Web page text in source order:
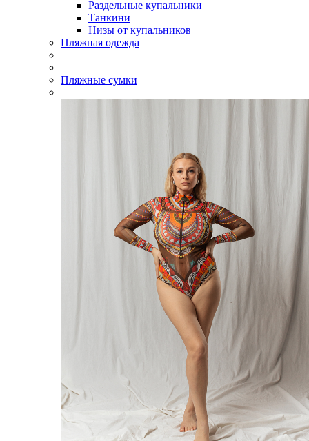
Раздельные купальники
Танкини
Низы от купальников
Пляжная одежда
Пляжные сумки